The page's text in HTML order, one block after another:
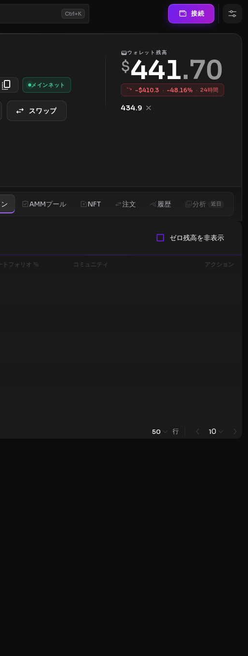
Ctrl+K 接続
メインネット
スワップ
ウォレット残高
$441.70
-$410.3 · -48.16% · 24時間
434.9
AMMプール NFT 注文 履歴 分析 近日
ゼロ残高を非表示
トフォリオ % コミュニティ アクション
50 行 10